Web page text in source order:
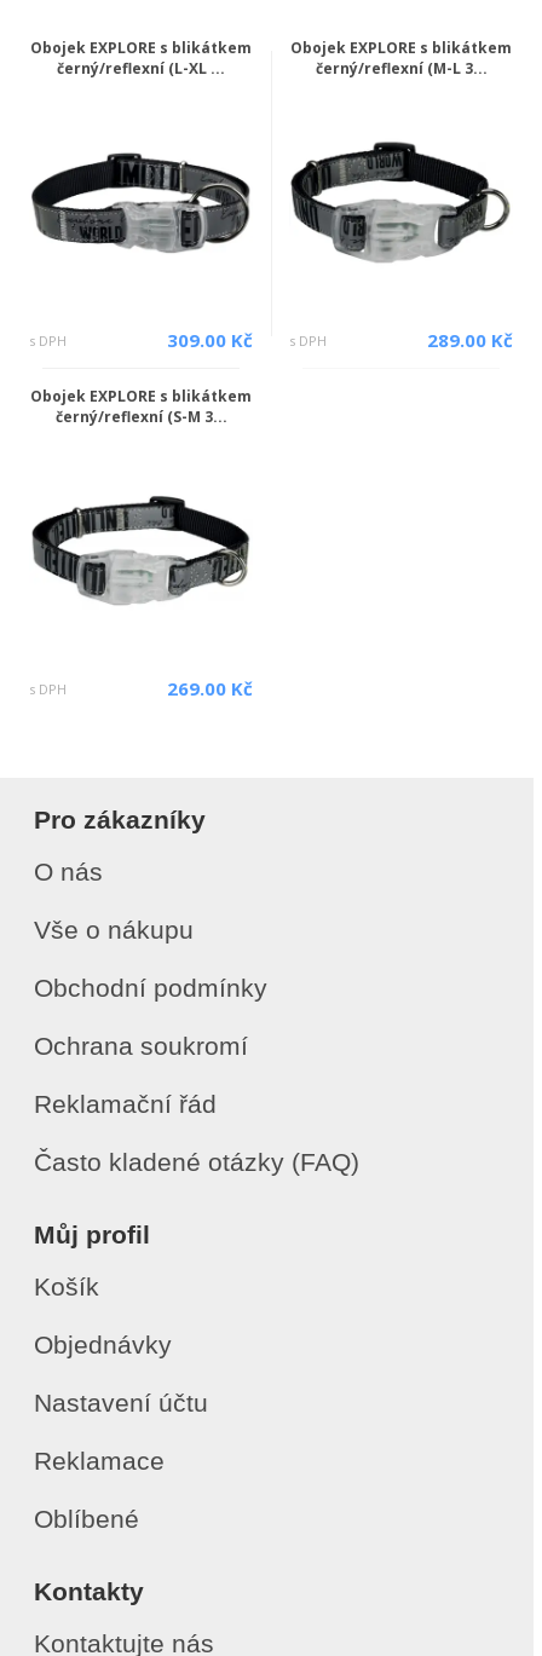
Obojek EXPLORE s blikátkem
černý/reflexní (L-XL ...
s DPH 309.00 Kč
Obojek EXPLORE s blikátkem
černý/reflexní (M-L 3...
s DPH 289.00 Kč
Obojek EXPLORE s blikátkem
černý/reflexní (S-M 3...
s DPH 269.00 Kč
Pro zákazníky
O nás
Vše o nákupu
Obchodní podmínky
Ochrana soukromí
Reklamační řád
Často kladené otázky (FAQ)
Můj profil
Košík
Objednávky
Nastavení účtu
Reklamace
Oblíbené
Kontakty
Kontaktujte nás